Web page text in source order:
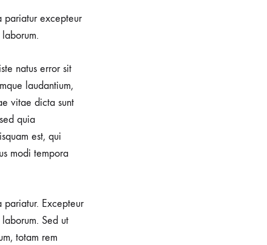
pariatur excepteur
natus error sit
laudantium,
vitae dicta sunt
quia
est, qui
modi tempora
Excepteur
Sed ut
totam rem